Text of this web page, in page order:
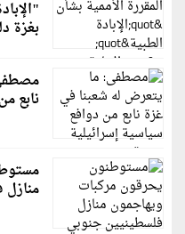
بغزة
نابع